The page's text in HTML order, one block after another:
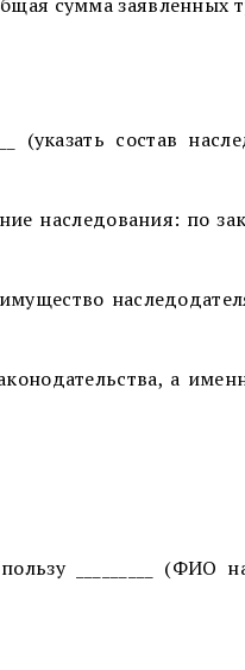
(указать состав
наследования: по
а именно:
_________ (ФИО